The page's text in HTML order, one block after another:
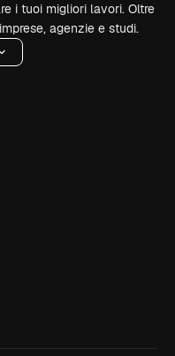
i tuoi migliori lavori. Oltre
agenzie e studi.